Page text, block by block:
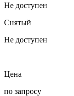
Не доступен
Снятый
Не доступен
Цена
по запросу